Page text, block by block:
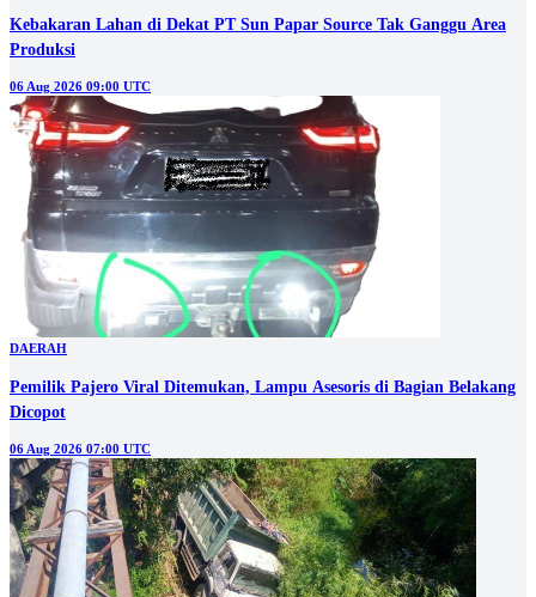
Kebakaran Lahan di Dekat PT Sun Papar Source Tak Ganggu Area
Produksi
06 Aug 2026 09:00 UTC
DAERAH
Pemilik Pajero Viral Ditemukan, Lampu Asesoris di Bagian Belakang
Dicopot
06 Aug 2026 07:00 UTC